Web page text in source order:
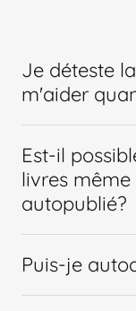
Je déteste
m'aider
Est-il
livres
autopublié?
Puis-je